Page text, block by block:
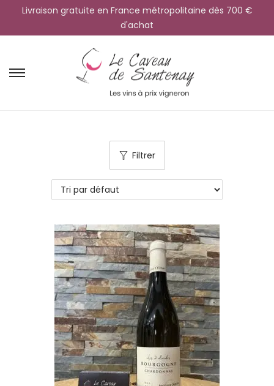
Livraison gratuite en France métropolitaine dès 700 €
d'achat
Filtrer